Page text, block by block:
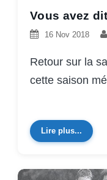
Vous avez
16 Nov 2018
Retour sur la
cette saison
Lire plus...